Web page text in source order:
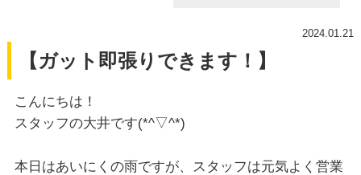
2024.01.21
【ガット即張りできます！】
こんにちは！
スタッフの大井です(*^▽^*)
本日はあいにくの雨ですが、スタッフは元気よく営業